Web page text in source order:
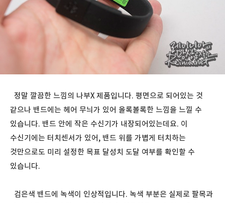
정말 깔끔한 느낌의 나부X 제품입니다. 평면으로 되어있는 것
같으나 밴드에는 헤어 무늬가 있어 올록볼록한 느낌을 느낄 수
있습니다. 밴드 안에 작은 수신기가 내장되어있는데요. 이
수신기에는 터치센서가 있어, 밴드 위를 가볍게 터치하는
것만으로도 미리 설정한 목표 달성치 도달 여부를 확인할 수
있습니다.
검은색 밴드에 녹색이 인상적입니다. 녹색 부분은 실제로 팔목과